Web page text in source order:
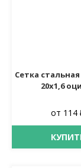
Сетка
20х1,6
от 114